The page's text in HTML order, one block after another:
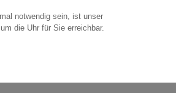
notwendig sein, ist unser
die Uhr für Sie erreichbar.